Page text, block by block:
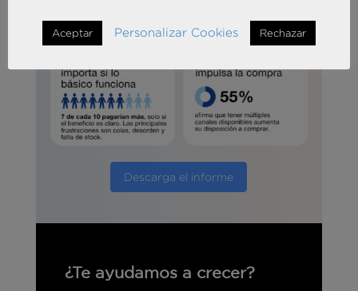
Descarga el informe
¿Te ayudamos a crecer?
Aceptar Personalizar Cookies Rechazar